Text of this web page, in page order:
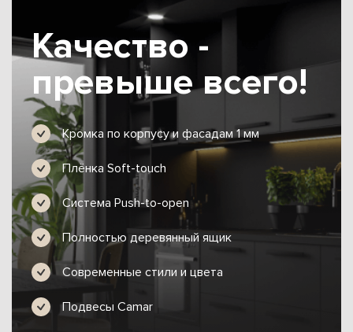
Качество -
превыше всего!
Кромка по корпусу и фасадам 1 мм
Плёнка Soft-touch
Система Push-to-open
Полностью деревянный ящик
Современные стили и цвета
Подвесы Camar